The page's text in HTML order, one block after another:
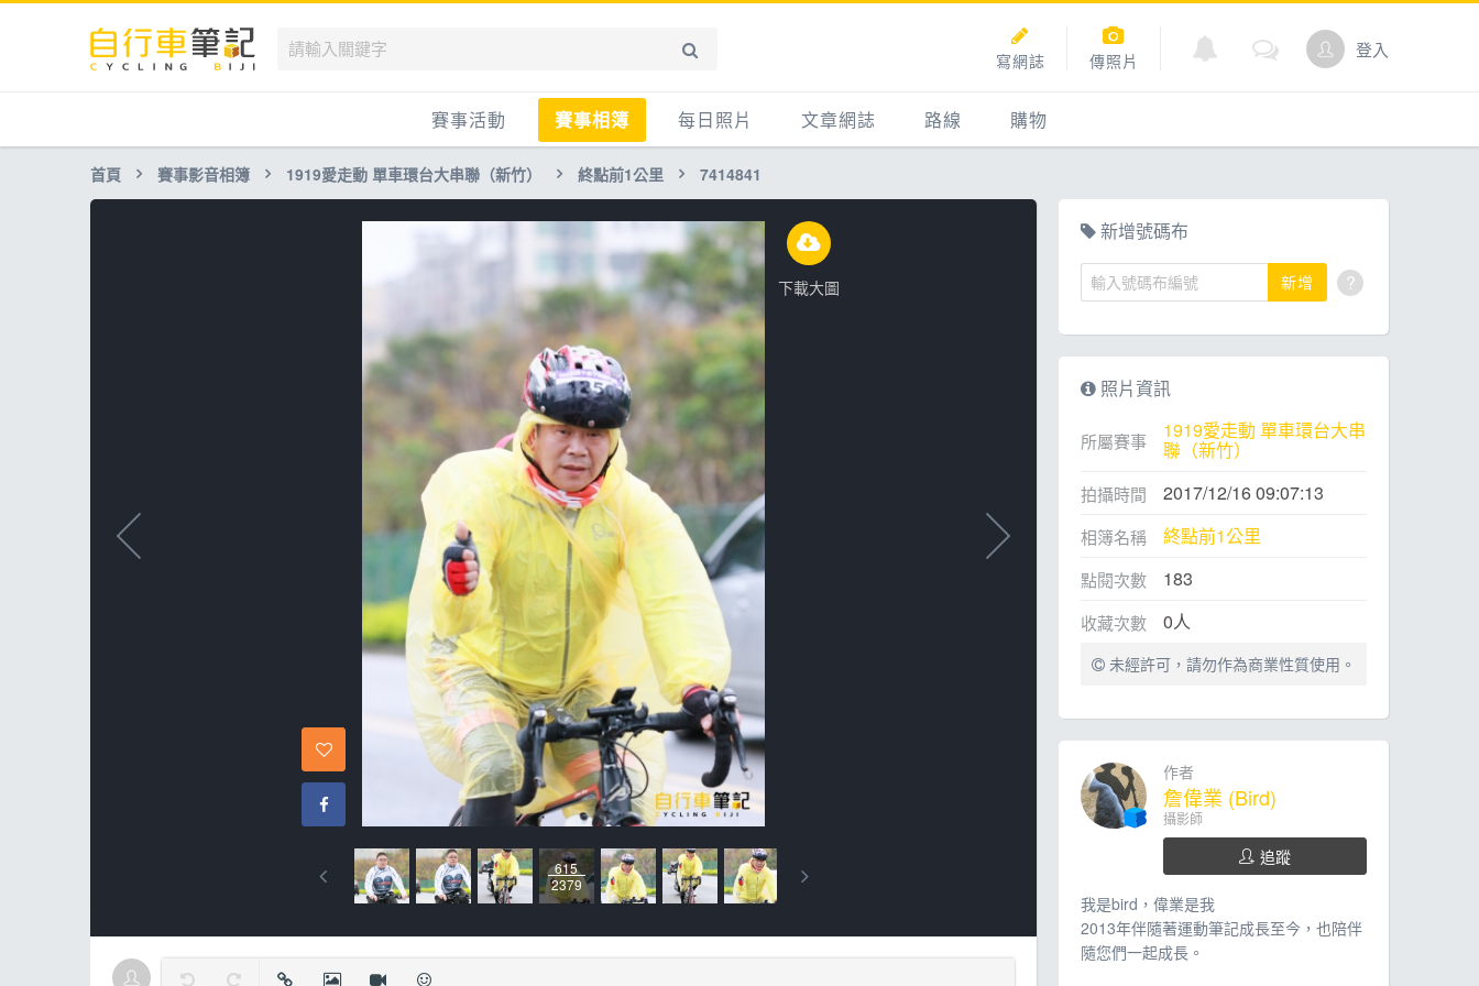
寫網誌 傳照片 登入
賽事活動
國內
國外
兒童滑步車
跟著筆記騎車去
賽事相簿
賽事影音相簿
自行車好影片
每日照片 文章網誌
知識
新聞
產品
路線 購物
點數商城
首頁 賽事影音相簿 1919愛走動 單車環台大串聯（新竹） 終點前1公里 7414841
下載大圖
615
2379
新增號碼布
新增 ?
照片資訊
所屬賽事 1919愛走動 單車環台大串
聯（新竹）
拍攝時間 2017/12/16 09:07:13
相簿名稱 終點前1公里
點閱次數 183
收藏次數 0人
未經許可，請勿作為商業性質使用。
作者
詹偉業 (Bird)
攝影師
追蹤
我是bird，偉業是我
2013年伴隨著運動筆記成長至今，也陪伴
隨您們一起成長。